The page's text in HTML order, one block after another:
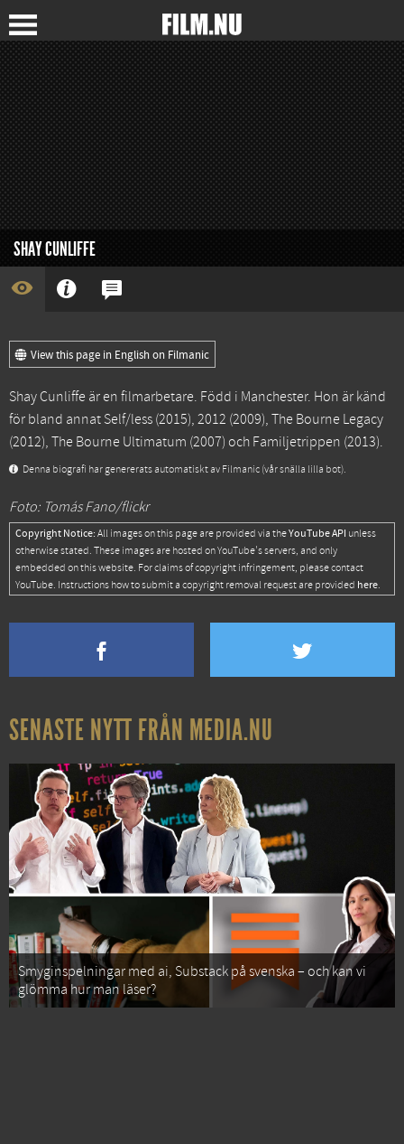
SHAY CUNLIFFE
View this page in English on Filmanic
Shay Cunliffe är en filmarbetare. Född i Manchester. Hon är känd
för bland annat Self/less (2015), 2012 (2009), The Bourne Legacy
(2012), The Bourne Ultimatum (2007) och Familjetrippen (2013).
Denna biografi har genererats automatiskt av Filmanic (vår snälla lilla bot).
Foto: Tomás Fano/flickr
Copyright Notice: All images on this page are provided via theYouTube API unless
otherwise stated. These images are hosted on YouTube's servers, and only
embedded on this website. For claims of copyright infringement, please contact
YouTube. Instructions how to submit a copyright removal request are provided here.
SENASTE NYTT FRÅN MEDIA.NU
Smyginspelningar med ai, Substack på svenska – och kan vi
glömma hur man läser?